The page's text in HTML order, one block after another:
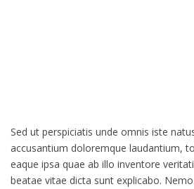
Sed ut perspiciatis unde omnis iste
accusantium doloremque laudantium,
eaque ipsa quae ab illo inventore
beatae vitae dicta sunt explicabo.